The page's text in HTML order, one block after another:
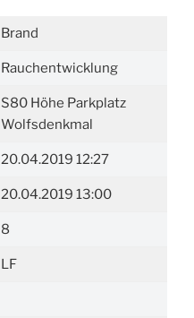
Brand
Rauchentwicklung
S80 Höhe Parkplatz
Wolfsdenkmal
20.04.2019 12:27
20.04.2019 13:00
8
LF